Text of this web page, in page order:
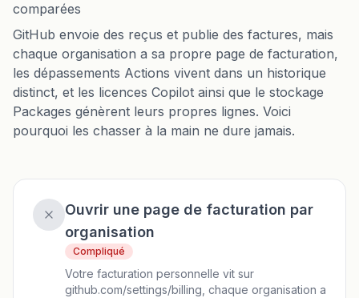
comparées
GitHub envoie des reçus et publie des factures, mais
chaque organisation a sa propre page de facturation,
les dépassements Actions vivent dans un historique
distinct, et les licences Copilot ainsi que le stockage
Packages génèrent leurs propres lignes. Voici
pourquoi les chasser à la main ne dure jamais.
Ouvrir une page de facturation par
organisation
Compliqué
Votre facturation personnelle vit sur
github.com/settings/billing, chaque organisation a